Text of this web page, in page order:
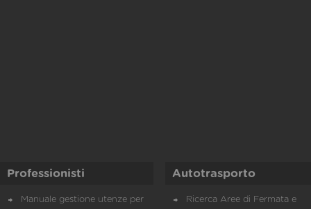
Professionisti
Manuale gestione utenze per
Autotrasporto
Ricerca Aree di Fermata e